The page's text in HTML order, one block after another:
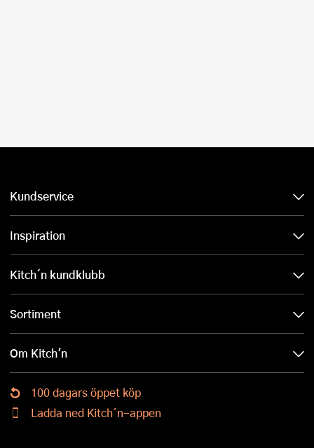
Kundservice
Inspiration
Kitch´n kundklubb
Sortiment
Om Kitch'n
100 dagars öppet köp
Ladda ned Kitch´n-appen